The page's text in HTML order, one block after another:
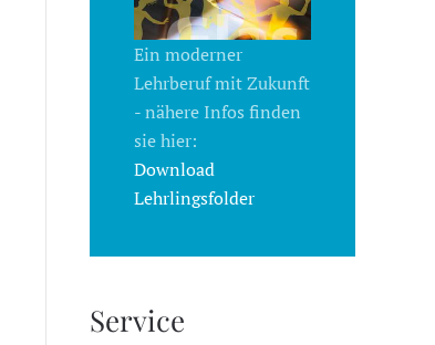
Ein moderner
Lehrberuf mit Zukunft
- nähere Infos finden
sie hier:
Download
Lehrlingsfolder
Service